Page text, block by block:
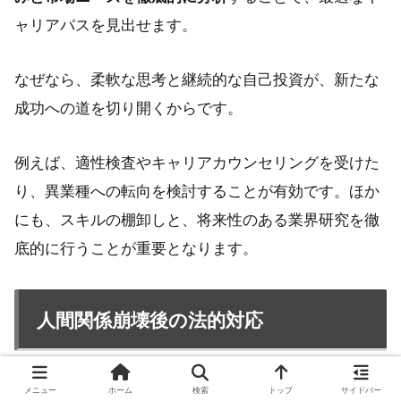
ャリアパスを見出せます。
なぜなら、柔軟な思考と継続的な自己投資が、新たな
成功への道を切り開くからです。
例えば、適性検査やキャリアカウンセリングを受けた
り、異業種への転向を検討することが有効です。ほか
にも、スキルの棚卸しと、将来性のある業界研究を徹
底的に行うことが重要となります。
人間関係崩壊後の法的対応
メニュー ホーム 検索 トップ サイドバー